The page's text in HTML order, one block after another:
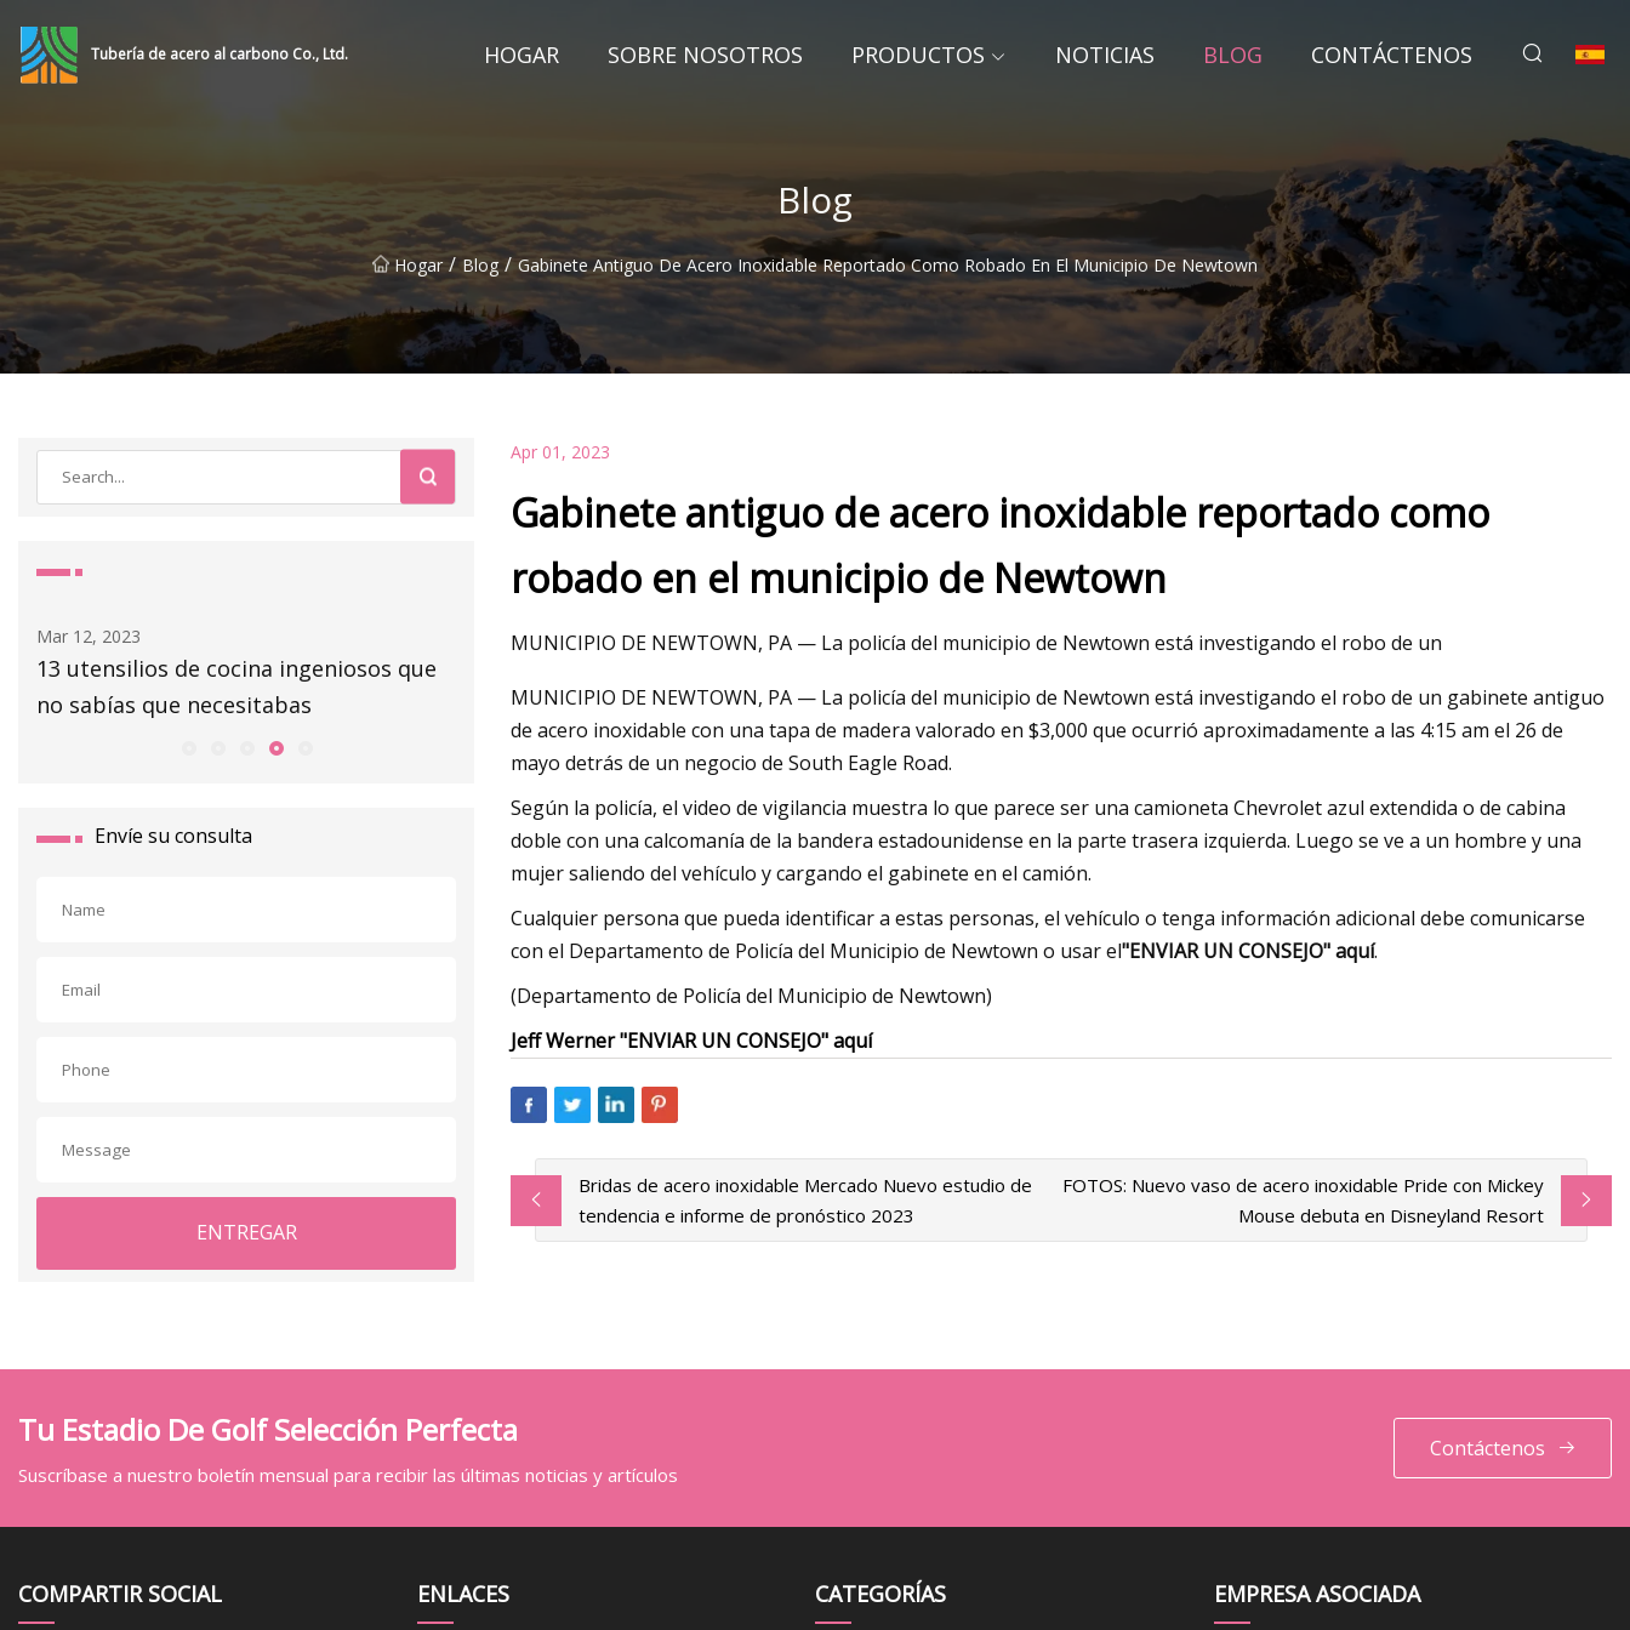
Tubería de acero al carbono Co., Ltd. HOGAR SOBRE NOSOTROS PRODUCTOS NOTICIAS BLOG CONTÁCTENOS
Blog
Hogar / Blog / Gabinete Antiguo De Acero Inoxidable Reportado Como Robado En El Municipio De Newtown
Mar 12, 2023
13 utensilios de cocina ingeniosos que
no sabías que necesitabas
Mar 14, 2023
2023, según los chefs
Mar 06, 2023
comprar en el centro de Illinois
Envíe su consulta
ENTREGAR
Apr 01, 2023
Gabinete antiguo de acero inoxidable reportado como
robado en el municipio de Newtown
MUNICIPIO DE NEWTOWN, PA — La policía del municipio de Newtown está investigando el robo de un
MUNICIPIO DE NEWTOWN, PA — La policía del municipio de Newtown está investigando el robo de un gabinete antiguo
de acero inoxidable con una tapa de madera valorado en $3,000 que ocurrió aproximadamente a las 4:15 am el 26 de
mayo detrás de un negocio de South Eagle Road.
Según la policía, el video de vigilancia muestra lo que parece ser una camioneta Chevrolet azul extendida o de cabina
doble con una calcomanía de la bandera estadounidense en la parte trasera izquierda. Luego se ve a un hombre y una
mujer saliendo del vehículo y cargando el gabinete en el camión.
Cualquier persona que pueda identificar a estas personas, el vehículo o tenga información adicional debe comunicarse
con el Departamento de Policía del Municipio de Newtown o usar el"ENVIAR UN CONSEJO" aquí.
(Departamento de Policía del Municipio de Newtown)
Jeff Werner "ENVIAR UN CONSEJO" aquí
Bridas de acero inoxidable Mercado Nuevo estudio de
tendencia e informe de pronóstico 2023
FOTOS: Nuevo vaso de acero inoxidable Pride con Mickey
Mouse debuta en Disneyland Resort
Tu Estadio De Golf Selección Perfecta
Suscríbase a nuestro boletín mensual para recibir las últimas noticias y artículos
Contáctenos
COMPARTIR SOCIAL ENLACES CATEGORÍAS EMPRESA ASOCIADA